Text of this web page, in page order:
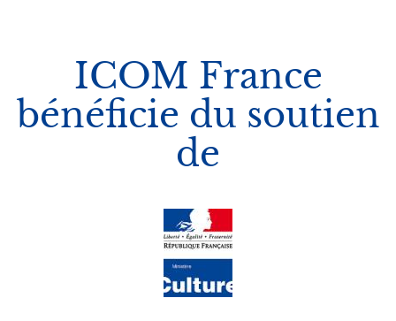
ICOM France
bénéficie du soutien
de